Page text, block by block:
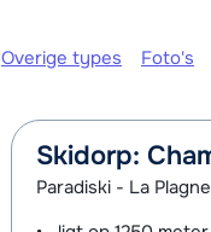
Overige types Foto's
Skidorp:
Paradiski - La